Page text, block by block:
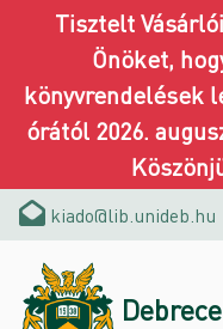
Tisztelt
Önöket,
könyvrendelések
órától 2026.
kiado@lib.unideb.hu